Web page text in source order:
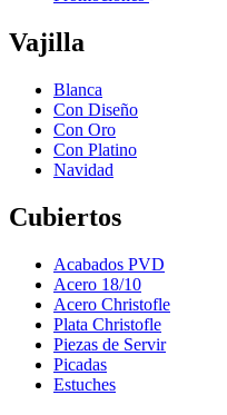
Vajilla
Blanca
Con Diseño
Con Oro
Con Platino
Navidad
Cubiertos
Acabados PVD
Acero 18/10
Acero Christofle
Plata Christofle
Piezas de Servir
Picadas
Estuches